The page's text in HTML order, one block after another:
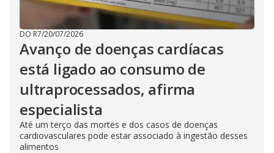
DO R7/20/07/2026
Avanço de doenças cardíacas
está ligado ao consumo de
ultraprocessados, afirma
especialista
Até um terço das mortes e dos casos de doenças
cardiovasculares pode estar associado à ingestão desses
alimentos